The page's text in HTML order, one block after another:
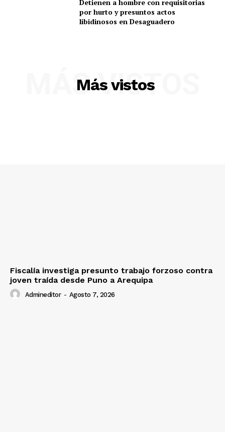
Detienen a hombre con requisitorias
por hurto y presuntos actos
libidinosos en Desaguadero
Más vistos
MÁS VISTOS
Fiscalía investiga presunto trabajo forzoso contra
joven traída desde Puno a Arequipa
Admineditor - Agosto 7, 2026